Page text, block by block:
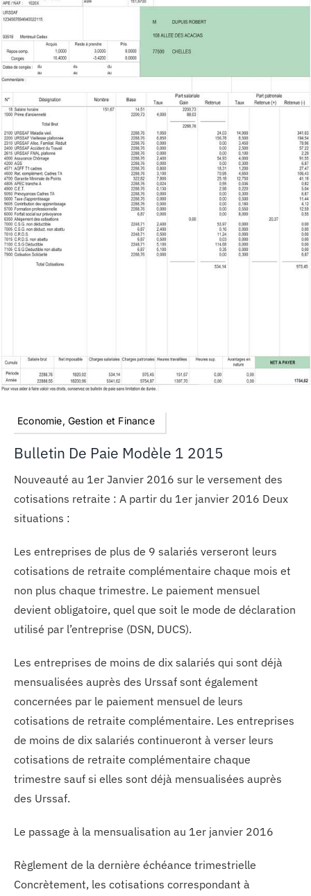
Economie, Gestion et Finance
Bulletin De Paie Modèle 1 2015
Nouveauté au 1er Janvier 2016 sur le versement des
cotisations retraite : A partir du 1er janvier 2016 Deux
situations :
Les entreprises de plus de 9 salariés verseront leurs
cotisations de retraite complémentaire chaque mois et
non plus chaque trimestre. Le paiement mensuel
devient obligatoire, quel que soit le mode de déclaration
utilisé par l’entreprise (DSN, DUCS).
Les entreprises de moins de dix salariés qui sont déjà
mensualisées auprès des Urssaf sont également
concernées par le paiement mensuel de leurs
cotisations de retraite complémentaire. Les entreprises
de moins de dix salariés continueront à verser leurs
cotisations de retraite complémentaire chaque
trimestre sauf si elles sont déjà mensualisées auprès
des Urssaf.
Le passage à la mensualisation au 1er janvier 2016
Règlement de la dernière échéance trimestrielle
Concrètement, les cotisations correspondant à